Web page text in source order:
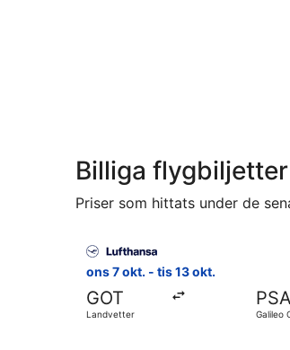
Billiga
Priser som hittats under de
ons 7 okt. - tis 13 okt.
GOT
Landvetter
PSA
Galileo